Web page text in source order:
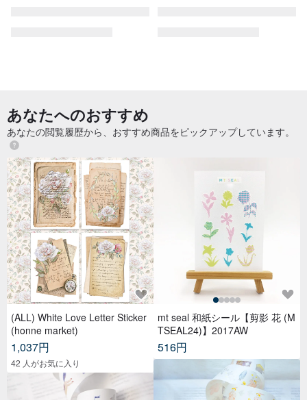
あなたへのおすすめ
あなたの閲覧履歴から、おすすめ商品をピックアップしています。
(ALL) White Love Letter Sticker
(honne market)
1,037円
42 人がお気に入り
mt seal 和紙シール【剪影 花 (M
TSEAL24)】2017AW
516円